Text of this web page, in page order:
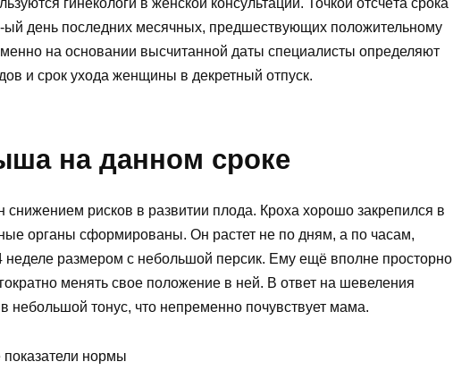
гинекологи в женской консультации. Точкой отсчёта срока
день последних месячных, предшествующих положительному
на основании высчитанной даты специалисты определяют
и срок ухода женщины в декретный отпуск.
на данном сроке
снижением рисков в развитии плода. Кроха хорошо закрепился в
органы сформированы. Он растет не по дням, а по часам,
размером с небольшой персик. Ему ещё вполне просторно
менять свое положение в ней. В ответ на шевеления
небольшой тонус, что непременно почувствует мама.
нормы